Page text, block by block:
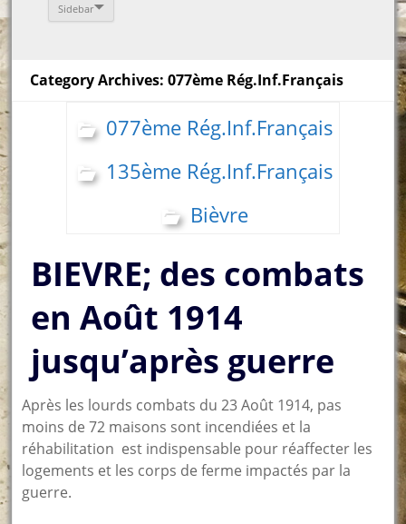
Sidebar
Category Archives: 077ème Rég.Inf.Français
077ème Rég.Inf.Français
135ème Rég.Inf.Français
Bièvre
BIEVRE; des combats
en Août 1914
jusqu’après guerre
Après les lourds combats du 23 Août 1914, pas
moins de 72 maisons sont incendiées et la
réhabilitation est indispensable pour réaffecter les
logements et les corps de ferme impactés par la
guerre.